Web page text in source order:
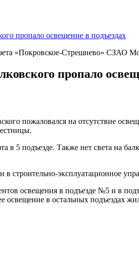
пропало освещение в подъездах
«Покровское-Стрешнево» СЗАО
пропало
пожаловался на отсутствие
в 5 подъезде. Также нет света на
в строительно-эксплуатационное
освещения в подъезде №5 и в
освещение в остальных подъездах